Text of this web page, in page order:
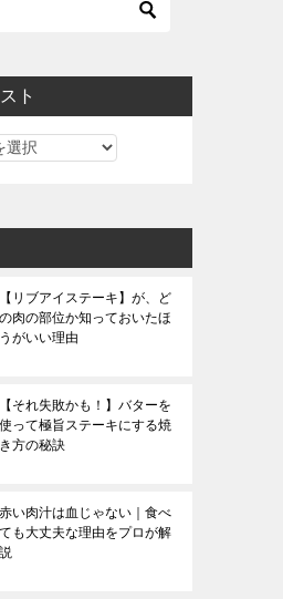
ト
【リブアイステーキ】が、ど
の肉の部位か知っておいたほ
うがいい理由
【それ失敗かも！】バターを
使って極旨ステーキにする焼
き方の秘訣
赤い肉汁は血じゃない｜食べ
ても大丈夫な理由をプロが解
説